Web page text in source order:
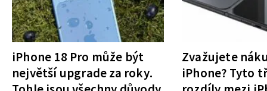
iPhone 18 Pro může být
největší upgrade za roky.
Zvažujete
iPhone? Tyto